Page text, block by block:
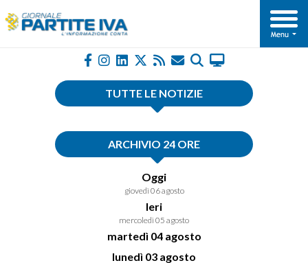
TUTTE LE NOTIZIE
ARCHIVIO 24 ORE
Oggi
giovedì 06 agosto
Ieri
mercoledì 05 agosto
martedì 04 agosto
lunedì 03 agosto